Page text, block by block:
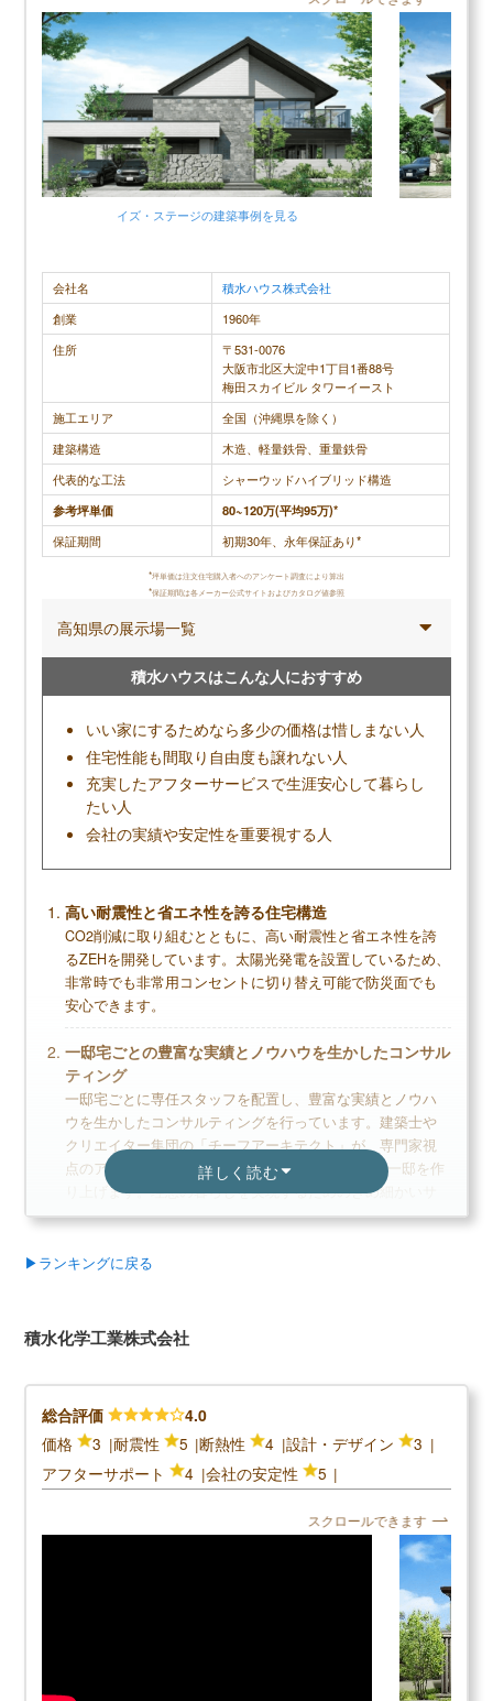
口コミ評判平均 3.6 (9件)
スクロールできます
30代女性
現在は、ヘーベルハウスに住んでいますが、結婚す
る前に両親と大和ハウスで実家を建て替えました。
サービスがしっかりとしていると思い契約しました
が、5年もしないうちに2階トイレの壁が膨れ上がっ
てきたので3回クレームを入れてやっと状況を確認
しに来たもののその後一切来ず、壁を直してくれな
いまま現在に至っている最低のハウスメーカーと思
っています。耐久性や耐久性は、ヘーベルハウスに
比べて低いだけでなくツーバイフォー住宅よりも低
く感じられ、強い台風や地震の際には2階が少し揺
れる感じがあり、神経質な母は不安で台風の際には
我が家に来る事が度々あります。大和ハウスは、建
売住宅の外壁材14mmに比べて26mmと厚いもののヘ
ーベルハウスに比べてペラペラなので断熱性や防音
劣っているハウスメーカーです。
もっとも不
のかたは、
できる営業
寧なところ
ださいます
丁寧に見て
調査概要
調査方法：インターネット調査
調査対象：大和ハウスで注文住宅を建てた人
鉄骨造特有の高耐震・高耐久な家が建てられる
実績のある大手だからこその安定性
最長60年の長い保証期間で安心して生活できる
デメリット
高価格なので、予算やローンをしっかり検討す
る必要あり
木造に比べると断熱性が取りづらい
営業スタッフの対応について不満の口コミがあ
カタログを一括で取り寄せる
カタログ請求が理想の家づくりの第一歩
家のイメージづくりから始めよう
詳しく読む
イズ・ステージの建築事例を見る
会社名
積水ハウス株式会社
創業
1960年
住所
〒531-0076
大阪市北区大淀中1丁目1番88号
梅田スカイビル タワーイースト
施工エリア
全国（沖縄県を除く）
建築構造
木造、軽量鉄骨、重量鉄骨
代表的な工法
シャーウッドハイブリッド構造
参考坪単価
80~120万(平均95万)*
保証期間
初期30年、永年保証あり*
*坪単価は注文住宅購入者へのアンケート調査により算出
*保証期間は各メーカー公式サイトおよびカタログ値参照
高知県の展示場一覧
積水ハウスはこんな人におすすめ
いい家にするためなら多少の価格は惜しまない人
住宅性能も間取り自由度も譲れない人
充実したアフターサービスで生涯安心して暮らし
たい人
会社の実績や安定性を重要視する人
高い耐震性と省エネ性を誇る住宅構造
CO2削減に取り組むとともに、高い耐震性と省エネ性を誇
るZEHを開発しています。太陽光発電を設置しているため、
非常時でも非常用コンセントに切り替え可能で防災面でも
安心できます。
一邸宅ごとの豊富な実績とノウハウを生かしたコンサル
ティング
一邸宅ごとに専任スタッフを配置し、豊富な実績とノウハ
ウを生かしたコンサルティングを行っています。建築士や
クリエイター集団の「チーフアーキテクト」が、専門家視
点のアドバイスでオーナーと共に世界でただ1つの一邸を作
り上げます。理想の暮らしを実現するためのきめ細かいサ
ポートが魅力です。
手厚いアフターケアで安心の定期点検
年・2年・5年・10 年・15年・20年・25年に点検を実施して
＼積水ハウスの口コミ評判／
口コミ評判平均 4.3 (10件)
一般ハウス
我が家は軽
▶ランキングに戻る
積水化学工業株式会社
総合評価
4.0
価格
3 耐震性 5 断熱性 4 設計・デザイン
3
アフターサポート
4 会社の安定性 5
スクロールできます